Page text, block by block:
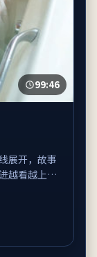
99:46
展开，故事
越看越上